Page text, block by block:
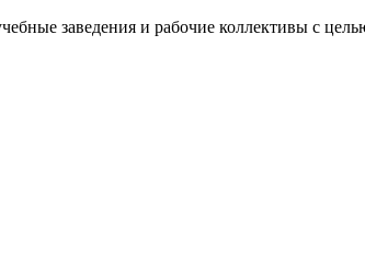
заведения и рабочие коллективы с